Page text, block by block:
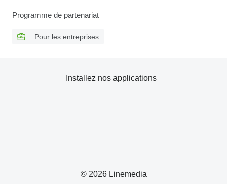
Programme de partenariat
Pour les entreprises
© 2026 Linemedia
Installez nos applications